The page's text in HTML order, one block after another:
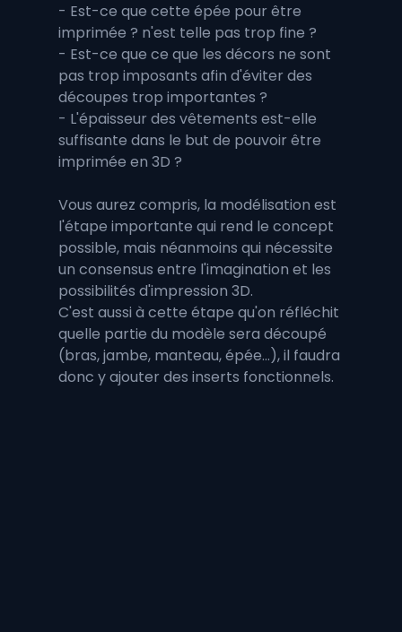
- Est-ce que cette épée pour être
imprimée ? n'est telle pas trop fine ?
- Est-ce que ce que les décors ne sont
pas trop imposants afin d'éviter des
découpes trop importantes ?
- L'épaisseur des vêtements est-elle
suffisante dans le but de pouvoir être
imprimée en 3D ?
Vous aurez compris, la modélisation est
l'étape importante qui rend le concept
possible, mais néanmoins qui nécessite
un consensus entre l'imagination et les
possibilités d'impression 3D.
C'est aussi à cette étape qu'on réfléchit
quelle partie du modèle sera découpé
(bras, jambe, manteau, épée...), il faudra
donc y ajouter des inserts fonctionnels.